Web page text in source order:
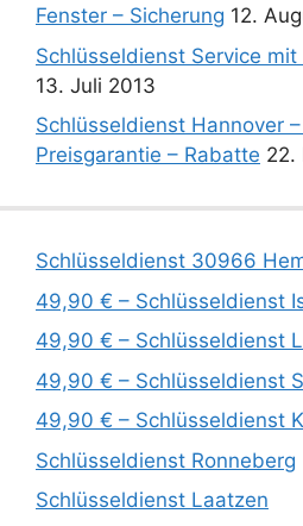
Fenster – Sicherung 12.
Schlüsseldienst Service
13. Juli 2013
Schlüsseldienst Hannover
Preisgarantie – Rabatte 22.
Schlüsseldienst 30966
49,90 € – Schlüsseldienst
49,90 € – Schlüsseldienst
49,90 € – Schlüsseldienst
49,90 € – Schlüsseldienst
Schlüsseldienst Ronneberg
Schlüsseldienst Laatzen